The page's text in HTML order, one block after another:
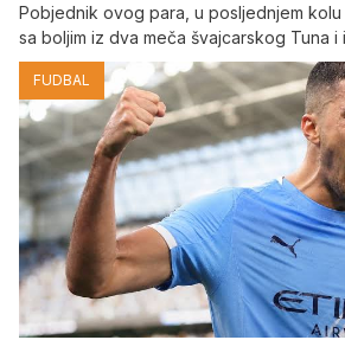
Pobjednik ovog para, u posljednjem
sa boljim iz dva meča švajcarskog Tuna i
FUDBAL